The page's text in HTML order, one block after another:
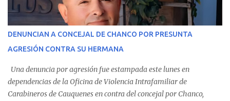
identificó a cuatro funcionarios involucrados en este tipo de
operaciones. Asimismo, se precisa que uno de los casos
corresponde a un funcionario de la Municipalidad de Chanco,
detectaron incumplimientos a la normativa vigente. El informe
precisa que la mayor cantidad de dinero apostado se registró en
Talca, donde...
DENUNCIAN A CONCEJAL DE CHANCO POR PRESUNTA
AGRESIÓN CONTRA SU HERMANA
Una denuncia por agresión fue estampada este lunes en
dependencias de la Oficina de Violencia Intrafamiliar de
Carabineros de Cauquenes en contra del concejal por Chanco,